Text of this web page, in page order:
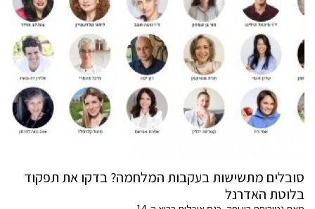
סובלים מתשישות בעקבות המלחמה? בדקו את תפקוד
בלוטת האדרנל